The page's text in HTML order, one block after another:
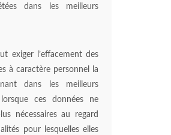
dans les meilleurs
exiger l’effacement des
à caractère personnel la
dans les meilleurs
ces données ne
nécessaires au regard
pour lesquelles elles